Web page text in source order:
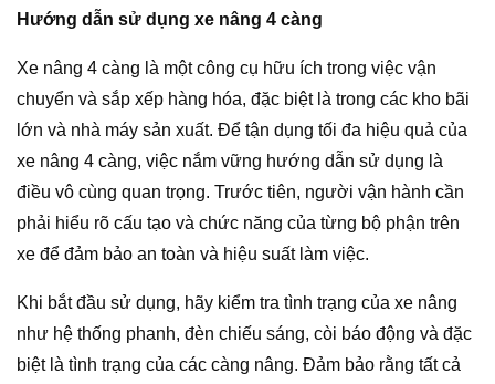
Hướng dẫn sử dụng xe nâng 4 càng
Xe nâng 4 càng là một công cụ hữu ích trong việc vận
chuyển và sắp xếp hàng hóa, đặc biệt là trong các kho bãi
lớn và nhà máy sản xuất. Để tận dụng tối đa hiệu quả của
xe nâng 4 càng, việc nắm vững hướng dẫn sử dụng là
điều vô cùng quan trọng. Trước tiên, người vận hành cần
phải hiểu rõ cấu tạo và chức năng của từng bộ phận trên
xe để đảm bảo an toàn và hiệu suất làm việc.
Khi bắt đầu sử dụng, hãy kiểm tra tình trạng của xe nâng
như hệ thống phanh, đèn chiếu sáng, còi báo động và đặc
biệt là tình trạng của các càng nâng. Đảm bảo rằng tất cả